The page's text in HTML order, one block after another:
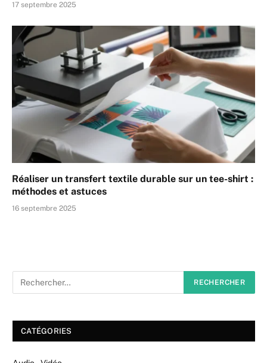
17 septembre 2025
Réaliser un transfert textile durable sur un tee-shirt :
méthodes et astuces
16 septembre 2025
CATÉGORIES